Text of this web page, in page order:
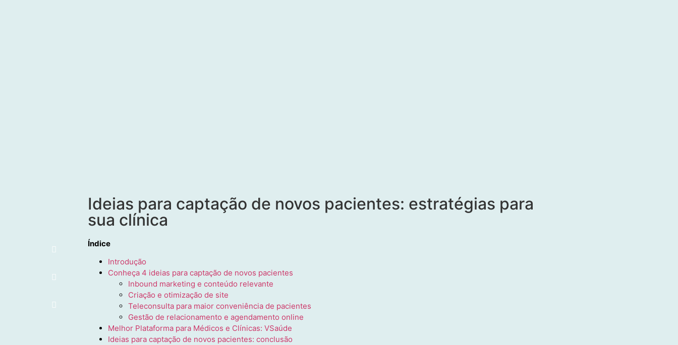
Ideias para captação de novos pacientes: estratégias para
sua clínica
Índice
Introdução
Conheça 4 ideias para captação de novos pacientes
Inbound marketing e conteúdo relevante
Criação e otimização de site
Teleconsulta para maior conveniência de pacientes
Gestão de relacionamento e agendamento online
Melhor Plataforma para Médicos e Clínicas: VSaúde
Ideias para captação de novos pacientes: conclusão